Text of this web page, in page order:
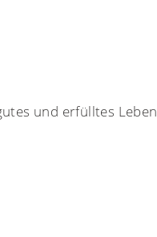
und erfülltes Leben